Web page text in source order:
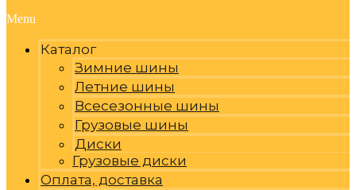
Menu
Каталог
Зимние шины
Летние шины
Всесезонные шины
Грузовые шины
Диски
Грузовые диски
Оплата, доставка